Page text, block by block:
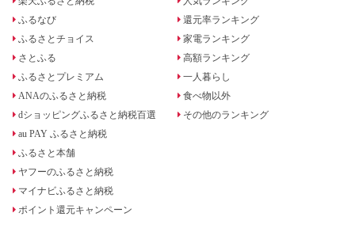
ふるなび
ふるさとチョイス
さとふる
ふるさとプレミアム
ANAのふるさと納税
dショッピングふるさと納税百選
au PAY ふるさと納税
ふるさと本舗
ヤフーのふるさと納税
マイナビふるさと納税
ポイント還元キャンペーン
還元率ランキング
家電ランキング
高額ランキング
一人暮らし
食べ物以外
その他のランキング